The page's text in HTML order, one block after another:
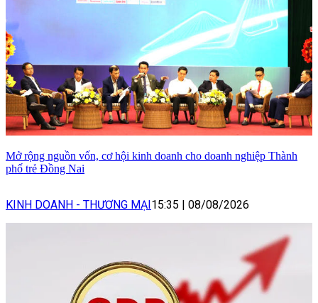
Mở rộng nguồn vốn, cơ hội kinh doanh cho doanh nghiệp Thành
phố trẻ Đồng Nai
KINH DOANH - THƯƠNG MẠI 15:35 08/08/2026